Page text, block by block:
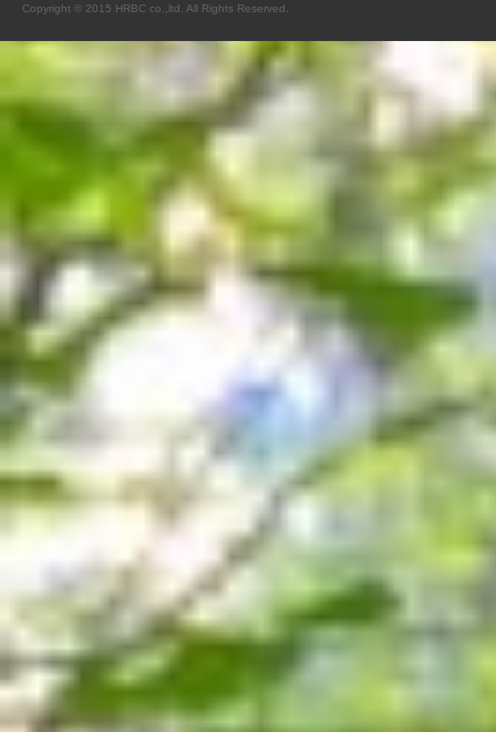
Copyright © 2015 HRBC co.,ltd. All Rights Reserved.